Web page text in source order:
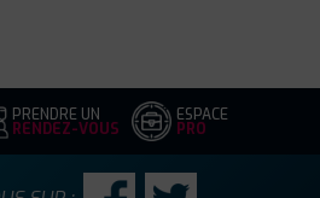
PRENDRE UN
RENDEZ-VOUS
ESPACE
PRO